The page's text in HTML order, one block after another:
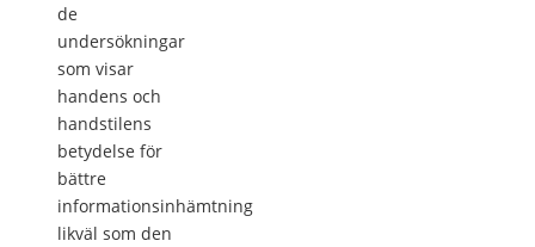
de
undersökningar
som visar
handens och
handstilens
betydelse för
bättre
informationsinhämtning
likväl som den